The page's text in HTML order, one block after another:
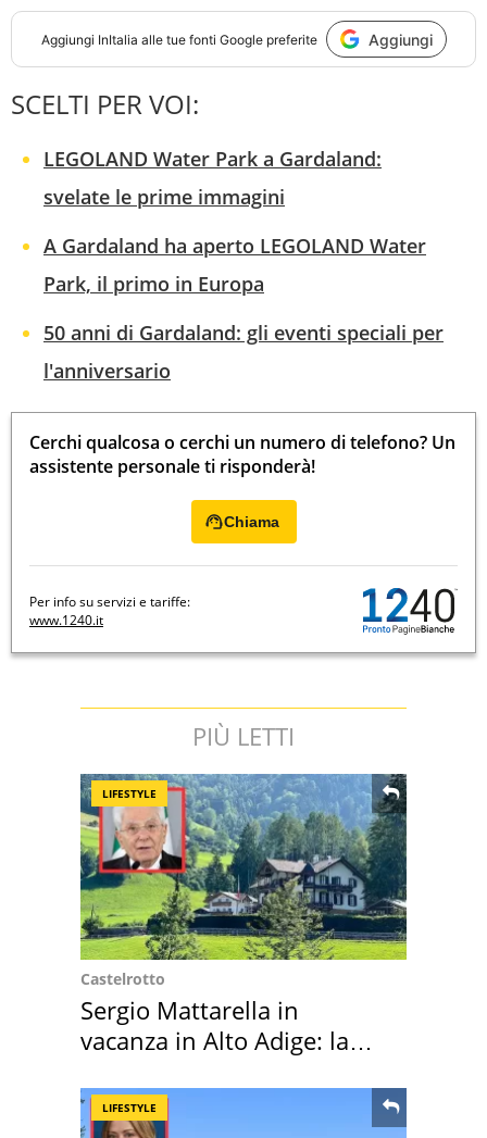
Aggiungi InItalia alle tue fonti Google preferite Aggiungi
SCELTI PER VOI:
LEGOLAND Water Park a Gardaland:
svelate le prime immagini
A Gardaland ha aperto LEGOLAND Water
Park, il primo in Europa
50 anni di Gardaland: gli eventi speciali per
l'anniversario
Cerchi qualcosa o cerchi un numero di telefono? Un
assistente personale ti risponderà!
Chiama
Per info su servizi e tariffe:
www.1240.it
PIÙ LETTI
LIFESTYLE
Castelrotto
Sergio Mattarella in
vacanza in Alto Adige: la
LIFESTYLE